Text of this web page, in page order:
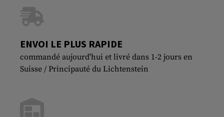
ENVOI LE PLUS RAPIDE
commandé aujourd'hui et livré dans 1-2 jours en
Suisse / Principauté du Lichtenstein